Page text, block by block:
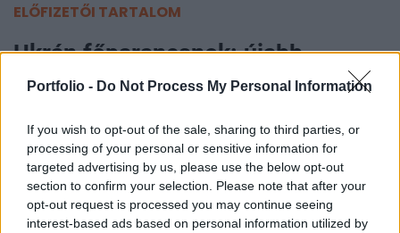
Portfolio - Do Not Process My Personal Information
If you wish to opt-out of the sale, sharing to third parties, or
processing of your personal or sensitive information for
targeted advertising by us, please use the below opt-out
section to confirm your selection. Please note that after your
opt-out request is processed you may continue seeing
interest-based ads based on personal information utilized by
ELŐFIZETŐI TARTALOM
Ukrán főparancsnok: újabb
megyére vetettek szemet az
Portfolio
2025. március 27. 14:03
Olekszandr Szirszkij ukrán főparancsnok szerint